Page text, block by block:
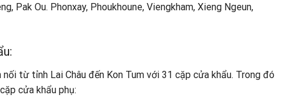
Pak Ou. Phonxay, Phoukhoune, Viengkham, Xieng Ngeun,
từ tỉnh Lai Châu đến Kon Tum với 31 cặp cửa khẩu. Trong đó
cửa khẩu phụ: